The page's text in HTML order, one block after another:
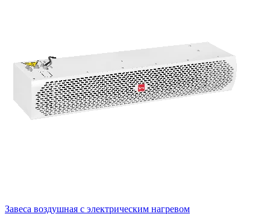
Завеса воздушная с электрическим нагревом